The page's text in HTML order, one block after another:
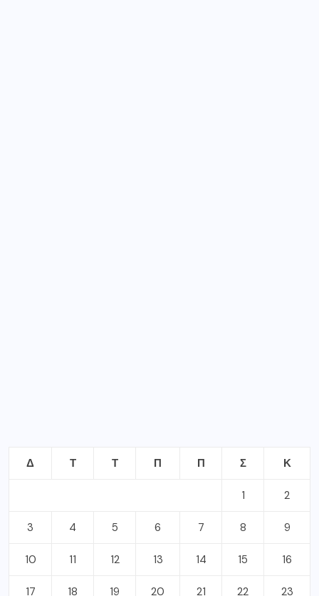
Δ Τ Τ Π Π Σ Κ
1 2
3 4 5 6 7 8 9
10 11 12 13 14 15 16
17 18 19 20 21 22 23